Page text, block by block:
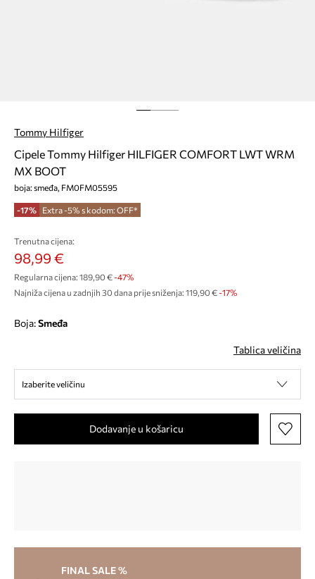
Tommy Hilfiger
Cipele Tommy Hilfiger HILFIGER COMFORT LWT WRM
MX BOOT
boja: smeđa, FM0FM05595
-17% Extra -5% s kodom: OFF*
Trenutna cijena:
98,99 €
Regularna cijena: 189,90 €-47%
Najniža cijena u zadnjih 30 dana prije sniženja: 119,90 € -17%
Boja: smeđa
Tablica veličina
Izaberite veličinu
Dodavanje u košaricu
FINAL SALE %